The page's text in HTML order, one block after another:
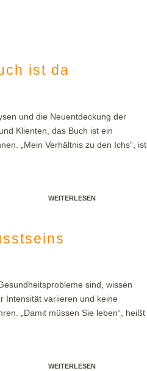
ist da
und die Neuentdeckung der
Klienten, das Buch ist ein
„Mein Verhältnis zu den Ichs“, ist
WEITERLESEN
sind, wissen
Intensität variieren und keine
„Damit müssen Sie leben“, heißt
WEITERLESEN